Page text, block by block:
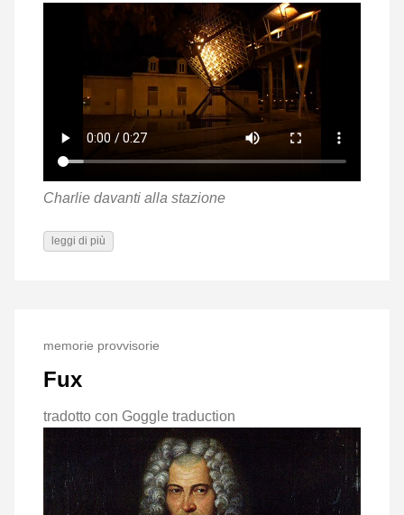
Charlie davanti alla stazione
leggi di più
memorie provvisorie
Fux
tradotto con Goggle traduction